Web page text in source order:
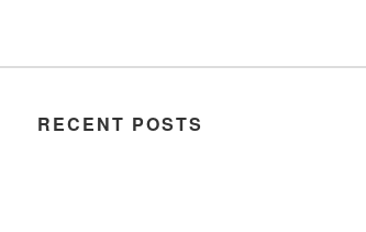
RECENT POSTS